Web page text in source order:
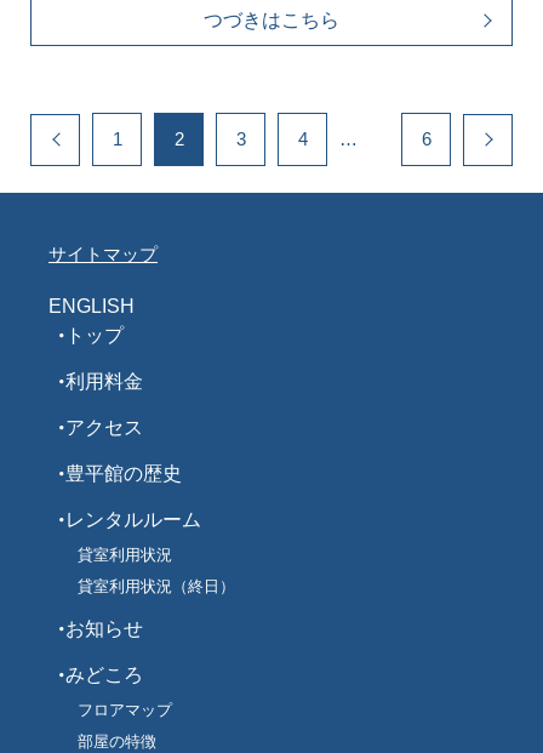
つづきはこちら
1 2 3 4 … 6
サイトマップ
ENGLISH
トップ
利用料金
アクセス
豊平館の歴史
レンタルルーム
貸室利用状況
貸室利用状況（終日）
お知らせ
みどころ
フロアマップ
部屋の特徴